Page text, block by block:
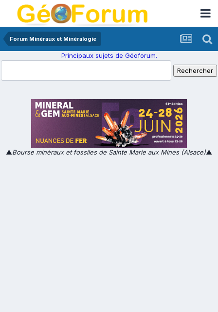
Forum Minéraux et Minéralogie
Principaux sujets de Géoforum.
▲Bourse minéraux et fossiles de Sainte Marie aux Mines (Alsace)▲